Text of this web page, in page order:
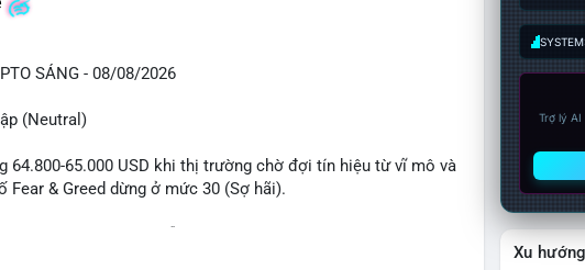
SÁNG - 08/08/2026
(Neutral)
64.800-65.000 USD khi thị trường chờ đợi tín hiệu từ vĩ mô và
Fear & Greed dừng ở mức 30 (Sợ hãi).
triệu USD lúc 08:19 UTC và 61,37 BTC (gần 4 triệu USD) lúc
Trợ lý
Xu